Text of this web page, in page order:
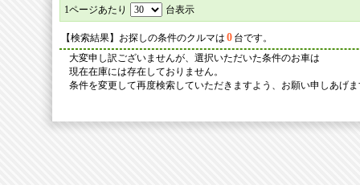
1ページあたり 台表示
【検索結果】お探しの条件のクルマは 0 台です。
大変申し訳ございませんが、選択いただいた条件のお車は
現在在庫には存在しておりません。
条件を変更して再度検索していただきますよう、お願い申しあげ